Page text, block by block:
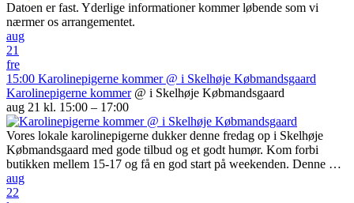
Datoen er fast. Yderlige informationer kommer løbende som vi
nærmer os arrangementet.
aug
21
fre
15:00 Karolinepigerne kommer @ i Skelhøje Købmandsgaard
Karolinepigerne kommer @ i Skelhøje Købmandsgaard
aug 21 kl. 15:00 – 17:00
Vores lokale karolinepigerne dukker denne fredag op i Skelhøje
Købmandsgaard med gode tilbud og et godt humør. Kom forbi
butikken mellem 15-17 og få en god start på weekenden. Denne …
aug
22